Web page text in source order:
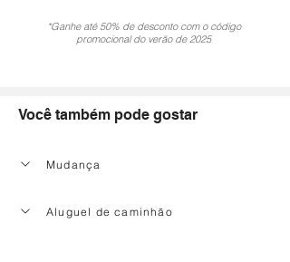
*Ganhe até 50% de desconto com o código
promocional do verão de 2025
Você também pode gostar
Mudança
Aluguel de caminhão